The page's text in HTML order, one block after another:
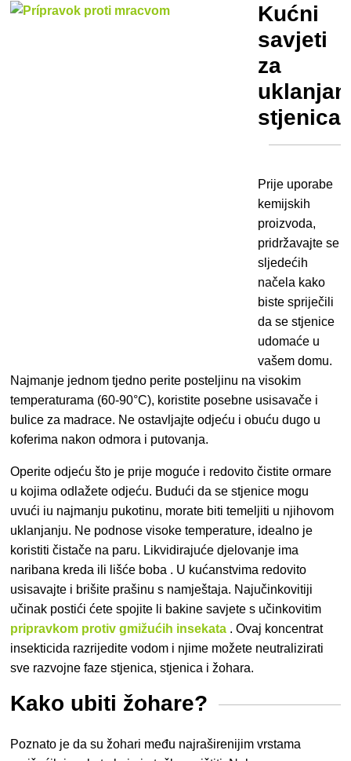
Kućni
savjeti
za
stjenica
Prije uporabe
kemijskih
proizvoda,
pridržavajte se
sljedećih
načela kako
biste spriječili
da se stjenice
udomaće u
vašem domu.
Najmanje jednom tjedno perite posteljinu na visokim
temperaturama (60-90°C), koristite posebne usisavače i
bulice za madrace. Ne ostavljajte odjeću i obuću dugo u
koferima nakon odmora i putovanja.
Operite odjeću što je prije moguće i redovito čistite ormare
u kojima odlažete odjeću. Budući da se stjenice mogu
uvući iu najmanju pukotinu, morate biti temeljiti u njihovom
uklanjanju. Ne podnose visoke temperature, idealno je
koristiti čistače na paru. Likvidirajuće djelovanje ima
naribana kreda ili lišće boba . U kućanstvima redovito
usisavajte i brišite prašinu s namještaja. Najučinkovitiji
učinak postići ćete spojite li bakine savjete s učinkovitim
pripravkom protiv gmižućih insekata . Ovaj koncentrat
insekticida razrijedite vodom i njime možete neutralizirati
sve razvojne faze stjenica, stjenica i žohara.
Kako ubiti žohare?
Poznato je da su žohari među najraširenijim vrstama